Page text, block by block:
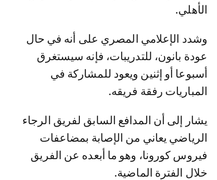
الأهلي.
وشدد الإعلامي المصري على أنه في حال
عودة بانون، للتدريبات، فإنه سيستغرق
أسبوعا أو إثنين ويعود للمشاركة في
المباريات رفقة فريقه.
يشار إلى أن المدافع السابق لفريق الرجاء
الرياضي يعاني من الإصابة بمضاعفات
فيروس كورونا، وهو ما أبعده عن الفريق
خلال الفترة الماضية.